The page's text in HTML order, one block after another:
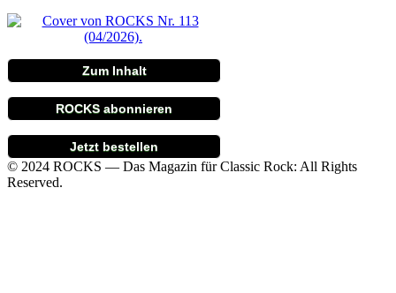
Zum Inhalt
ROCKS abonnieren
Jetzt bestellen
© 2024 ROCKS — Das Magazin für Classic Rock: All Rights
Reserved.